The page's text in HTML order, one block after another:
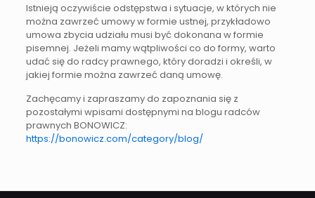
Istnieją oczywiście odstępstwa i sytuacje, w których nie
można zawrzeć umowy w formie ustnej, przykładowo
umowa zbycia udziału musi być dokonana w formie
pisemnej. Jeżeli mamy wątpliwości co do formy, warto
udać się do radcy prawnego, który doradzi i określi, w
jakiej formie można zawrzeć daną umowę.
Zachęcamy i zapraszamy do zapoznania się z
pozostałymi wpisami dostępnymi na blogu radców
prawnych BONOWICZ:
https://bonowicz.com/category/blog/